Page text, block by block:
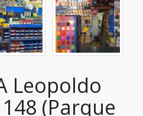
Leopoldo
(Parque